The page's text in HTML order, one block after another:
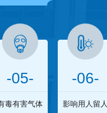
-05-
毒有害气体
-06-
影响用人留人